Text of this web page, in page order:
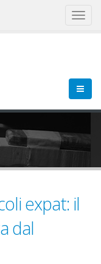
expat: il
dal